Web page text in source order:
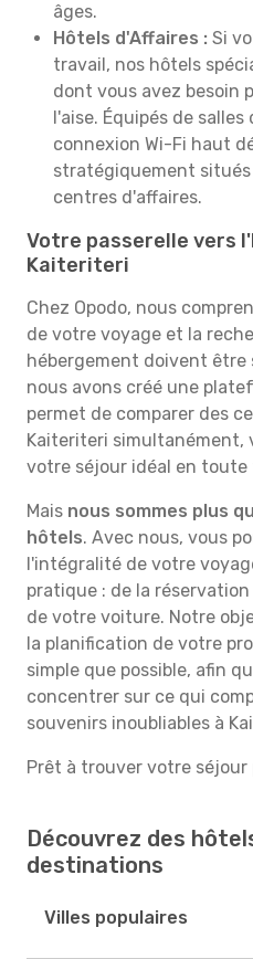
âges.
Hôtels d'Affaires : Si
travail, nos hôtels
dont vous avez besoin
l'aise. Équipés de
connexion Wi-Fi haut
stratégiquement
centres d'affaires.
Votre passerelle vers
Kaiteriteri
Chez Opodo, nous
de votre voyage et la
hébergement doivent être
nous avons créé une
permet de comparer des
Kaiteriteri simultanément,
votre séjour idéal en
Mais nous sommes plus
hôtels. Avec nous, vous
l'intégralité de votre
pratique : de la
de votre voiture. Notre
la planification de votre
simple que possible, afin
concentrer sur ce qui
souvenirs inoubliables à
Prêt à trouver votre
Découvrez des
destinations
Villes populaires